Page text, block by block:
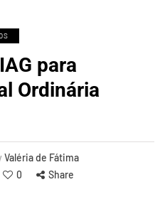
para
Ordinária
Valéria de Fátima
0 Share